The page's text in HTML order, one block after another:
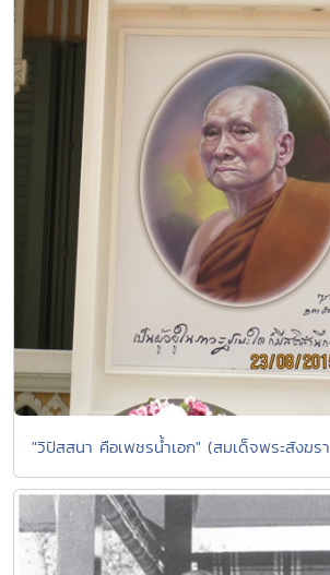
"วิปัสสนา คือเพชรน้ำเอก" (สมเด็จพระสังฆร